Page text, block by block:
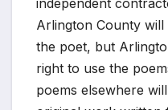
independent
Arlington County
the poet, but
right to use the
poems elsewhere